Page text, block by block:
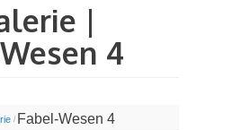
|
4
/ Fabel-Wesen 4